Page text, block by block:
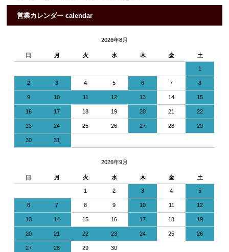
営業カレンダー calendar
2026年8月
日 月 火 水 木 金 土
1
2 3 4 5 6 7 8
9 10 11 12 13 14 15
16 17 18 19 20 21 22
23 24 25 26 27 28 29
30 31
2026年9月
日 月 火 水 木 金 土
1 2 3 4 5
6 7 8 9 10 11 12
13 14 15 16 17 18 19
20 21 22 23 24 25 26
27 28 29 30